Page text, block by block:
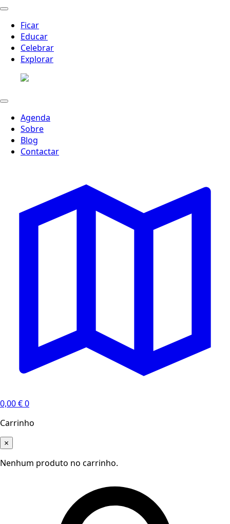
Ficar
Educar
Celebrar
Explorar
Agenda
Sobre
Blog
Contactar
0,00€0
Carrinho
×
Nenhum produto no carrinho.